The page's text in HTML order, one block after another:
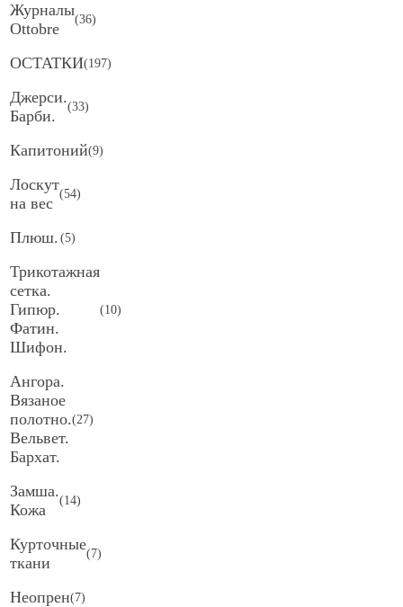
Журналы
Ottobre
(36)
ОСТАТКИ(197)
Джерси.
Барби.
(33)
Капитоний(9)
Лоскут
на вес
(54)
Плюш. (5)
Трикотажная
сетка.
Гипюр.
Фатин.
Шифон.
(10)
Ангора.
Вязаное
полотно.
Вельвет.
Бархат.
(27)
Замша.
Кожа
(14)
Курточные
ткани
(7)
Неопрен(7)